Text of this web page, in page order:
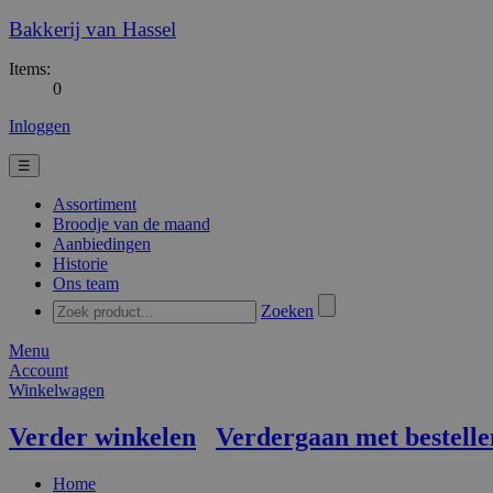
Bakkerij van Hassel
Items:
0
Inloggen
☰
Assortiment
Broodje van de maand
Aanbiedingen
Historie
Ons team
Zoeken
Menu
Account
Winkelwagen
Verder winkelen Verdergaan met
Home